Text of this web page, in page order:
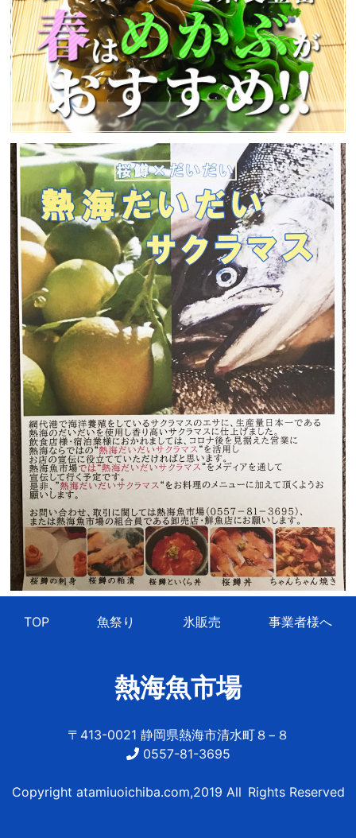
TOP 魚祭り 氷販売 事業者様へ
熱海魚市場
〒413-0021 静岡県熱海市清水町８−８
0557-81-3695
Copyright atamiuoichiba.com,2019 All Rights Reserved